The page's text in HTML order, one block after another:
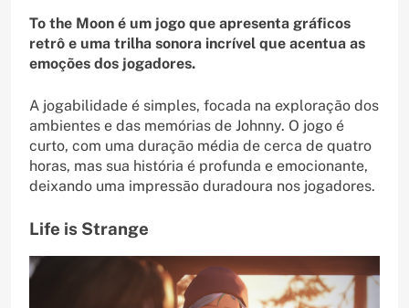
To the Moon é um jogo que apresenta gráficos
retrô e uma trilha sonora incrível que acentua as
emoções dos jogadores.
A jogabilidade é simples, focada na exploração dos
ambientes e das memórias de Johnny. O jogo é
curto, com uma duração média de cerca de quatro
horas, mas sua história é profunda e emocionante,
deixando uma impressão duradoura nos jogadores.
Life is Strange